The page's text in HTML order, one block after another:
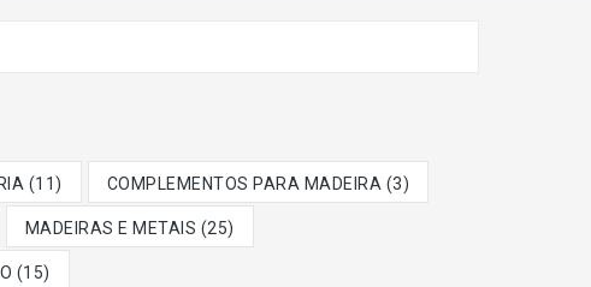
(11) COMPLEMENTOS PARA MADEIRA (3)
MADEIRAS E METAIS (25)
(15)